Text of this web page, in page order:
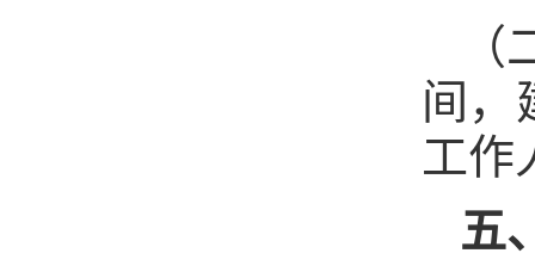
间，
工作
五